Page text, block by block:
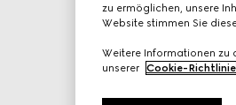
zu ermöglichen, unsere
Website stimmen Sie
Weitere Informationen zu
unserer Cookie-Richtlinie